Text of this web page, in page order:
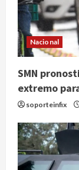
Nacional
SMN
extremo
soporteinfix
2